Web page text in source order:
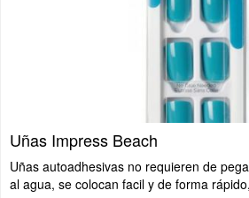
Uñas Impress Beach
Uñas autoadhesivas no requieren de
al agua, se colocan facil y de forma